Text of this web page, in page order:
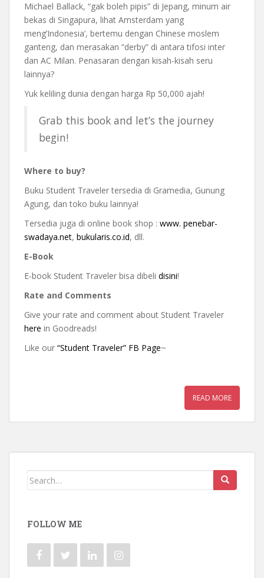
Michael Ballack, “gak boleh pipis” di Jepang, minum air
bekas di Singapura, lihat Amsterdam yang
meng’Indonesia’, bertemu dengan Chinese moslem
ganteng, dan merasakan “derby” di antara tifosi inter
dan AC Milan. Penasaran dengan kisah-kisah seru
lainnya?
Yuk keliling dunia dengan harga Rp 50,000 ajah!
Grab this book and let’s the journey
begin!
Where to buy?
Buku Student Traveler tersedia di Gramedia, Gunung
Agung, dan toko buku lainnya!
Tersedia juga di online book shop : www. penebar-
swadaya.net, bukularis.co.id, dll.
E-Book
E-book Student Traveler bisa dibeli disini!
Rate and Comments
Give your rate and comment about Student Traveler
here in Goodreads!
Like our “Student Traveler” FB Page~
READ MORE
Search for:
FOLLOW ME